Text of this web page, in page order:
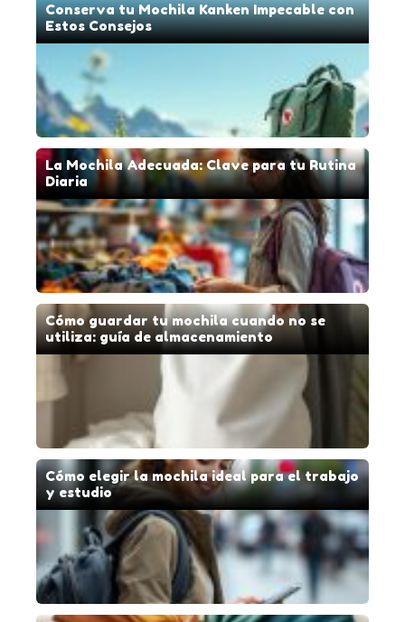
Conserva tu Mochila Kanken Impecable con
Estos Consejos
La Mochila Adecuada: Clave para tu Rutina
Diaria
Cómo guardar tu mochila cuando no se
utiliza: guía de almacenamiento
Cómo elegir la mochila ideal para el trabajo
y estudio